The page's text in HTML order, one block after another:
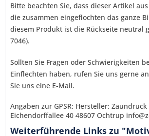
Bitte beachten Sie, dass dieser Artikel
die zusammen eingeflochten das ganze
diesem Produkt ist die Rückseite neutral
7046).
Sollten Sie Fragen oder Schwierigkeiten
Einflechten haben, rufen Sie uns gerne
Sie uns eine E-Mail.
Angaben zur GPSR: Hersteller:
Eichendorffallee 40 48607 Ochtrup
Weiterführende Links zu